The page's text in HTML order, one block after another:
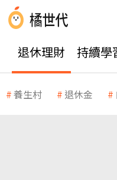
退休理財 持續學
養生村 退休金